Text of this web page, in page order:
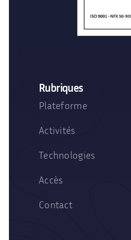
Rubriques
Plateforme
Activités
Technologies
Accès
Contact